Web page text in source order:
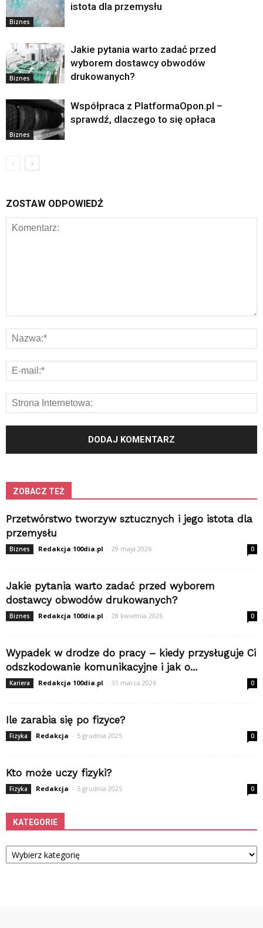
Biznes
istota dla przemysłu
Biznes
Jakie pytania warto zadać przed
wyborem dostawcy obwodów
drukowanych?
Biznes
Współpraca z PlatformaOpon.pl –
sprawdź, dlaczego to się opłaca
ZOSTAW ODPOWIEDŹ
ZOBACZ TEŻ
Przetwórstwo tworzyw sztucznych i jego istota dla
przemysłu
Biznes Redakcja 100dia.pl - 29 maja 2026 0
Jakie pytania warto zadać przed wyborem
dostawcy obwodów drukowanych?
Biznes Redakcja 100dia.pl - 28 kwietnia 2026 0
Wypadek w drodze do pracy – kiedy przysługuje Ci
odszkodowanie komunikacyjne i jak o...
Kariera Redakcja 100dia.pl - 31 marca 2026 0
Ile zarabia się po fizyce?
Fizyka Redakcja - 5 grudnia 2025 0
Kto może uczy fizyki?
Fizyka Redakcja - 5 grudnia 2025 0
KATEGORIE
Kategorie